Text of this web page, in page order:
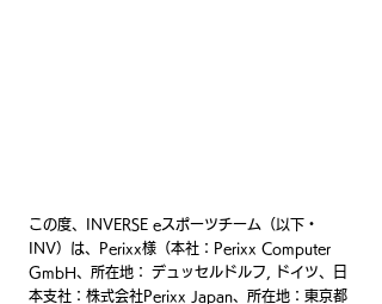
この度、INVERSE eスポーツチーム（以下・
INV）は、Perixx様（本社：Perixx Computer
GmbH、所在地： デュッセルドルフ, ドイツ、日
本支社：株式会社Perixx Japan、所在地：東京都